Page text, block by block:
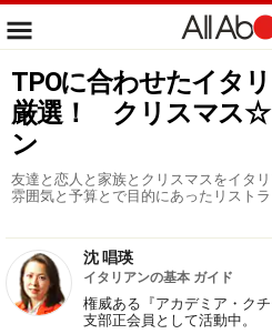
TPOに合わせたイタ
厳選！ クリスマス☆
ン
友達と恋人と家族とクリスマスをイタ
雰囲気と予算とで目的にあったリスト
沈 唱瑛
イタリアンの基本 ガイド
権威ある『アカデミア・ク
支部正会員として活動中。